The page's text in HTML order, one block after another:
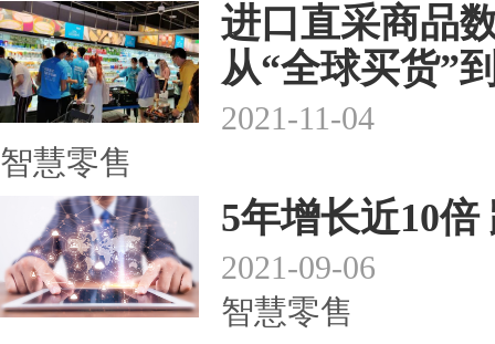
进口直采商品
从“全球买货”
2021-11-04
智慧零售
5年增长近10
2021-09-06
智慧零售